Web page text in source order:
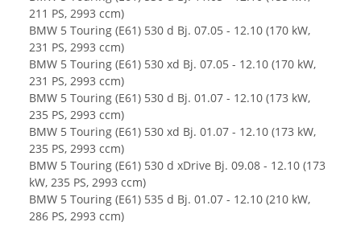
211 PS, 2993 ccm)
BMW 5 Touring (E61) 530 d Bj. 07.05 - 12.10 (170 kW,
231 PS, 2993 ccm)
BMW 5 Touring (E61) 530 xd Bj. 07.05 - 12.10 (170 kW,
231 PS, 2993 ccm)
BMW 5 Touring (E61) 530 d Bj. 01.07 - 12.10 (173 kW,
235 PS, 2993 ccm)
BMW 5 Touring (E61) 530 xd Bj. 01.07 - 12.10 (173 kW,
235 PS, 2993 ccm)
BMW 5 Touring (E61) 530 d xDrive Bj. 09.08 - 12.10 (173
kW, 235 PS, 2993 ccm)
BMW 5 Touring (E61) 535 d Bj. 01.07 - 12.10 (210 kW,
286 PS, 2993 ccm)